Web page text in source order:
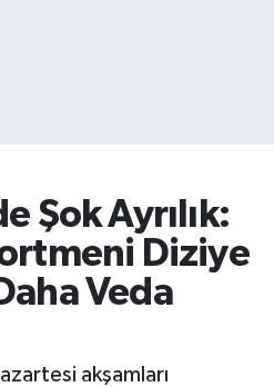
Şok Ayrılık:
Diziye
Veda
akşamları